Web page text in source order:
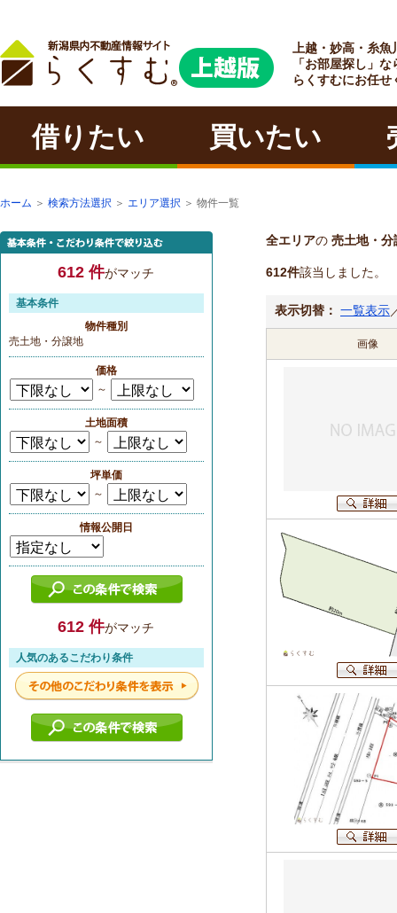
ラクチン
上越・妙高・糸魚
「お部屋探し」な
らくすむにお任せ
借りたい 買いたい
ホーム ＞ 検索方法選択 ＞ エリア選択 ＞ 物件一覧
全エリアの 売土地・分
612件該当しました。
表示切替： 一覧表示
画像
612 件がマッチ
基本条件
物件種別
売土地・分譲地
価格
～
土地面積
～
坪単価
～
情報公開日
612 件がマッチ
人気のあるこだわり条件